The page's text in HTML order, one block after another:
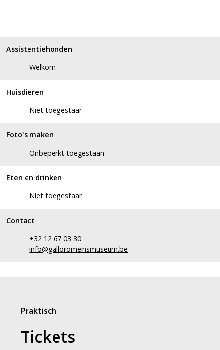
Assistentiehonden
Welkom
Huisdieren
Niet toegestaan
Foto's maken
Onbeperkt toegestaan
Eten en drinken
Niet toegestaan
Contact
+32 12 67 03 30
info@galloromeinsmuseum.be
Praktisch
Tickets